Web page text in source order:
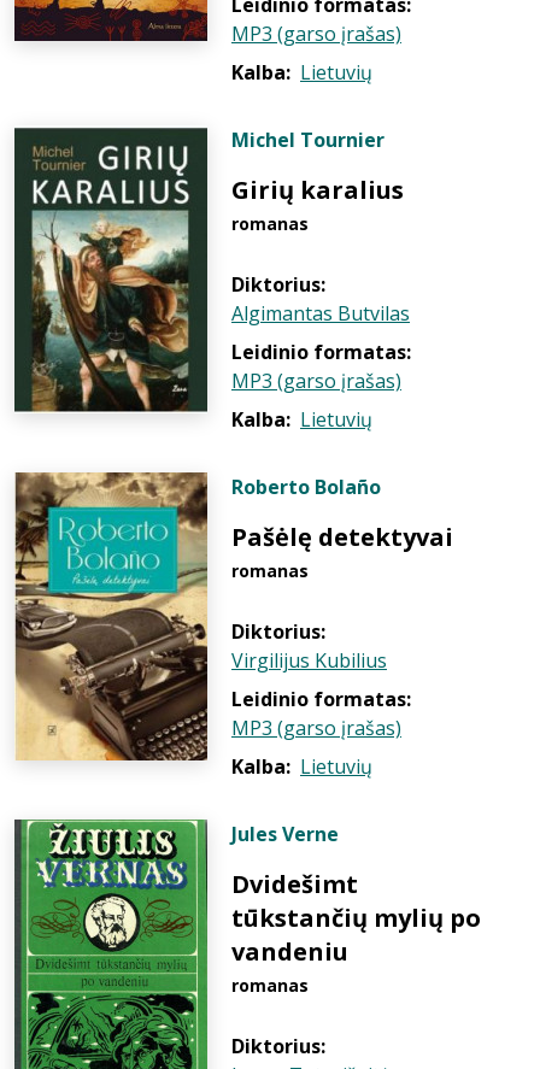
MP3 (garso įrašas)
Kalba: Lietuvių
Michel Tournier
Girių karalius
romanas
Diktorius:
Algimantas Butvilas
Leidinio formatas:
MP3 (garso įrašas)
Kalba: Lietuvių
Roberto Bolaño
Pašėlę detektyvai
romanas
Diktorius:
Virgilijus Kubilius
Leidinio formatas:
MP3 (garso įrašas)
Kalba: Lietuvių
Jules Verne
Dvidešimt
tūkstančių mylių po
vandeniu
romanas
Diktorius: